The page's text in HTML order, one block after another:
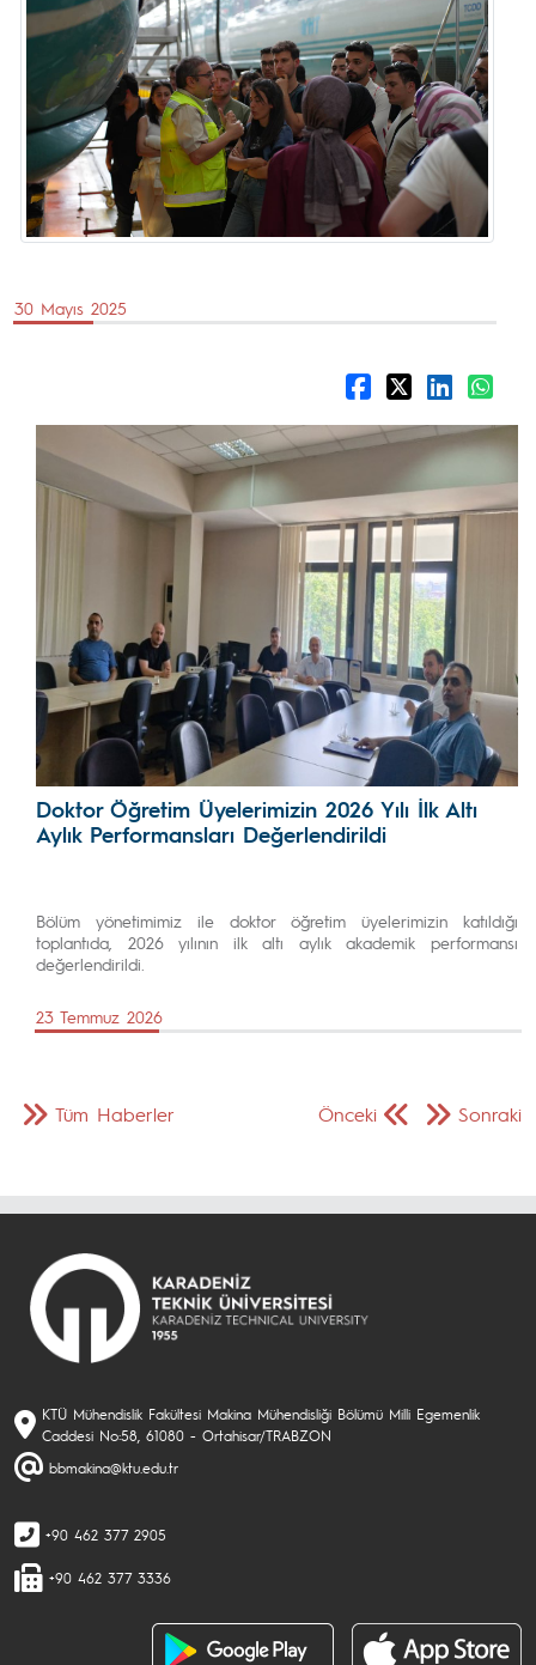
30 Mayıs 2025
Doktor Öğretim Üyelerimizin 2026 Yılı İlk Altı
Aylık Performansları Değerlendirildi
Bölüm yönetimimiz ile doktor öğretim üyelerimizin katıldığı
toplantıda, 2026 yılının ilk altı aylık akademik performansı
değerlendirildi.
23 Temmuz 2026
Önceki Sonraki
Tüm Haberler
KTÜ Mühendislik Fakültesi Makina Mühendisliği Bölümü Milli Egemenlik
Caddesi No:58, 61080 - Ortahisar/TRABZON
bbmakina@ktu.edu.tr
+90 462 377 2905
+90 462 377 3336